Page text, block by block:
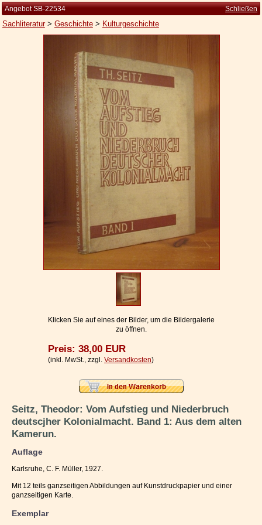
Kleine Kulturgeschichte
Die Brockhaus Auflagen
Geschäftsbedingungen
Datenschutzerklärung
Ihr Warenkorb
Angebot SB-22534 Schließen
Sachliteratur> Geschichte> Kulturgeschichte
Klicken Sie auf eines der Bilder, um die Bildergalerie
zu öffnen.
Preis: 38,00 EUR
(inkl. MwSt., zzgl. Versandkosten)
Seitz, Theodor: Vom Aufstieg und Niederbruch
deutscjher Kolonialmacht. Band 1: Aus dem alten
Kamerun.
Auflage
Karlsruhe, C. F. Müller, 1927.
Mit 12 teils ganzseitigen Abbildungen auf Kunstdruckpapier und einer
ganzseitigen Karte.
Exemplar